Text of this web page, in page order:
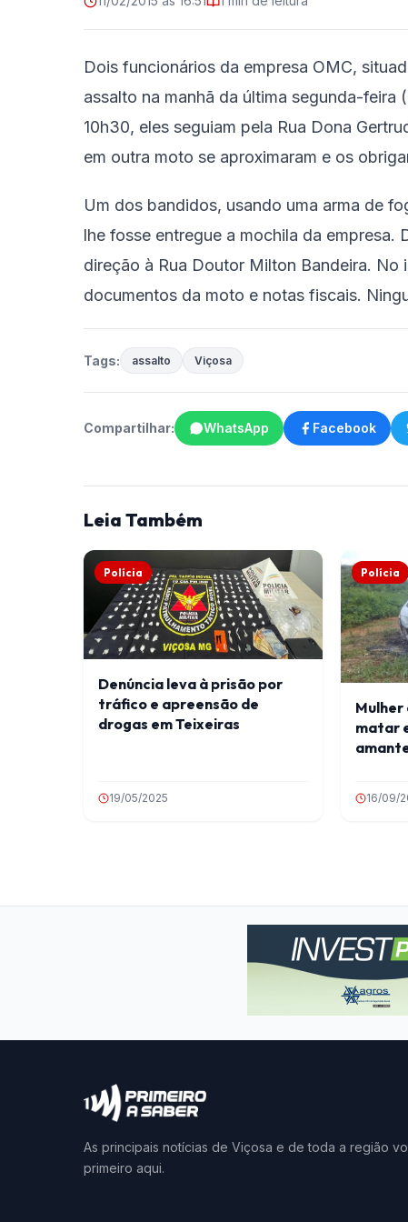
Dois funcionários da empresa OMC,
assalto na manhã da última segunda-
10h30, eles seguiam pela Rua Dona
em outra moto se aproximaram e os
Um dos bandidos, usando uma arma de
lhe fosse entregue a mochila da empresa.
direção à Rua Doutor Milton Bandeira. No
documentos da moto e notas fiscais.
Tags: assalto Viçosa
Compartilhar: WhatsApp Facebook
Leia Também
Polícia
Denúncia leva à prisão por
tráfico e apreensão de
drogas em Teixeiras
19/05/2025
Polícia
Mulher
matar
16/09/
As principais notícias de Viçosa e de toda a região
primeiro aqui.